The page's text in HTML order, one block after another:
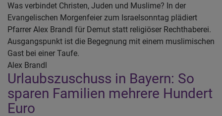
Was verbindet Christen, Juden und Muslime? In der
Evangelischen Morgenfeier zum Israelsonntag plädiert
Pfarrer Alex Brandl für Demut statt religiöser Rechthaberei.
Ausgangspunkt ist die Begegnung mit einem muslimischen
Gast bei einer Taufe.
Alex Brandl
Urlaubszuschuss in Bayern: So
sparen Familien mehrere Hundert
Euro